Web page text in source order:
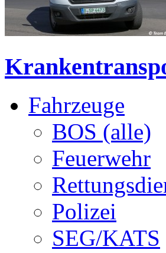
Fahrzeuge
BOS (alle)
Feuerwehr
Polizei
SEG/KATS